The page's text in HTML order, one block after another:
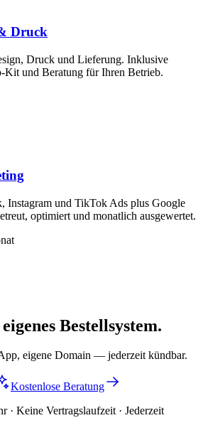
Druck
Druck und Lieferung. Inklusive
Kit und Beratung für Ihren Betrieb.
Instagram und TikTok Ads plus Google
optimiert und monatlich ausgewertet.
Bestellsystem.
eigene Domain — jederzeit kündbar.
Kostenlose Beratung
· Keine Vertragslaufzeit · Jederzeit